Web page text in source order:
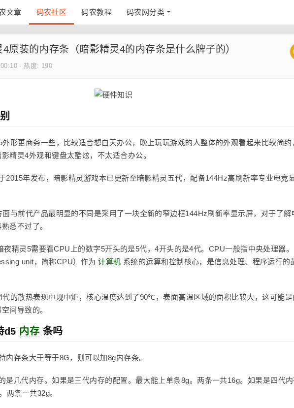
文章 码农社区 码农教程 码农网分类
4原装的内存条（暗影精灵4的内存条是什么牌子的）
· 热度: 190
形更商务一些，比较适合想白天办公，晚上玩玩游戏的人整体的外观看起来比较简约
精灵4外观和键盘太酷炫，不太适合办公。
2015年发布，暗影精灵游戏本已更新至暗影精灵五代，配备144Hz高刷新率专业电竞
与前代产品最明显的不同是采用了一块全新的窄边框144Hz刷新率显示屏，对于了解
悉不过了。
夜精灵5需要看CPU上的数字5开头的是5代，4开头的是4代。CPU一般指中央处理器
unit，简称CPU）作为计算机 系统的运算和控制核心，是信息处理、程序运行的
代的散热表现中规中矩，核心温度达到了90℃，表面高温区域的面积比较大，这可能是
间导致的。
d5 内存 条吗
内存条大于等于8G，则可以加8g内存条。
是几代内存。如果是三代内存的配置。最大能上单条8g。两条一共16g。如果是四代
两条一共32g。